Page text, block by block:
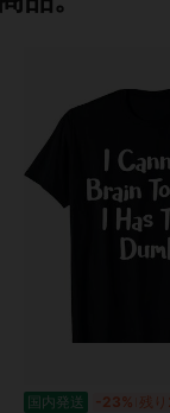
国内発送 -23% 残り